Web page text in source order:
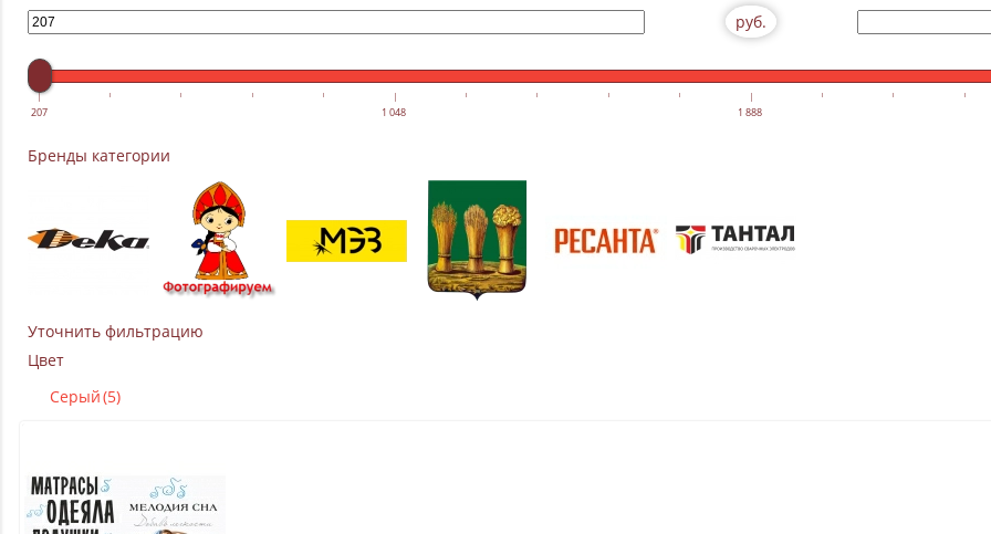
руб.
207 1 048 1 888
Бренды категории
Уточнить фильтрацию
Цвет
Серый(5)